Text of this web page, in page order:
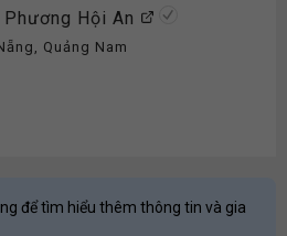
Hội An
, Quảng Nam
để tìm hiểu thêm thông tin và gia